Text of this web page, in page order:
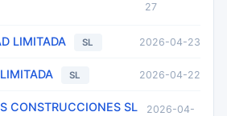
27
LIMITADA SL 2026-04-23
SL 2026-04-22
CONSTRUCCIONES SL
2026-04-